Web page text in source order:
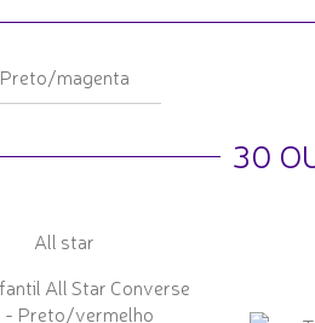
Preto/magenta
30